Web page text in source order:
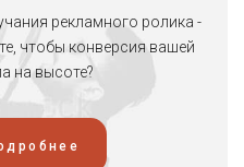
рекламного ролика -
чтобы конверсия вашей
на высоте?